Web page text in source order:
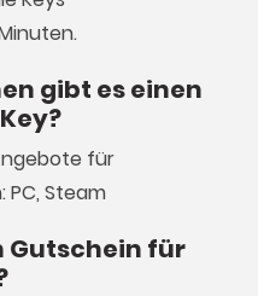
gibt es einen
für
Steam
Gutschein für